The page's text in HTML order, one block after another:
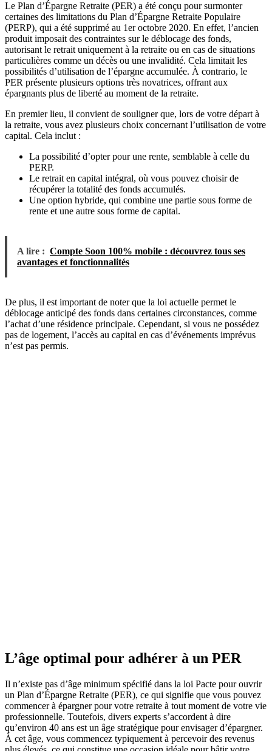
Le Plan d’Épargne Retraite (PER) a été conçu pour surmonter
certaines des limitations du Plan d’Épargne Retraite Populaire
(PERP), qui a été supprimé au 1er octobre 2020. En effet, l’ancien
produit imposait des contraintes sur le déblocage des fonds,
autorisant le retrait uniquement à la retraite ou en cas de situations
particulières comme un décès ou une invalidité. Cela limitait les
possibilités d’utilisation de l’épargne accumulée. À contrario, le
PER présente plusieurs options très novatrices, offrant aux
épargnants plus de liberté au moment de la retraite.
En premier lieu, il convient de souligner que, lors de votre départ à
la retraite, vous avez plusieurs choix concernant l’utilisation de votre
capital. Cela inclut :
La possibilité d’opter pour une rente, semblable à celle du
PERP.
Le retrait en capital intégral, où vous pouvez choisir de
récupérer la totalité des fonds accumulés.
Une option hybride, qui combine une partie sous forme de
rente et une autre sous forme de capital.
A lire : Compte Soon 100% mobile : découvrez tous ses
avantages et fonctionnalités
De plus, il est important de noter que la loi actuelle permet le
déblocage anticipé des fonds dans certaines circonstances, comme
l’achat d’une résidence principale. Cependant, si vous ne possédez
pas de logement, l’accès au capital en cas d’événements imprévus
n’est pas permis.
L’âge optimal pour adhérer à un PER
Il n’existe pas d’âge minimum spécifié dans la loi Pacte pour ouvrir
un Plan d’Épargne Retraite (PER), ce qui signifie que vous pouvez
commencer à épargner pour votre retraite à tout moment de votre vie
professionnelle. Toutefois, divers experts s’accordent à dire
qu’environ 40 ans est un âge stratégique pour envisager d’épargner.
À cet âge, vous commencez typiquement à percevoir des revenus